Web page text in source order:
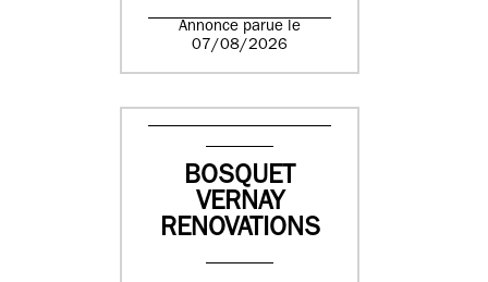
Annonce parue le
07/08/2026
BOSQUET
VERNAY
RENOVATIONS